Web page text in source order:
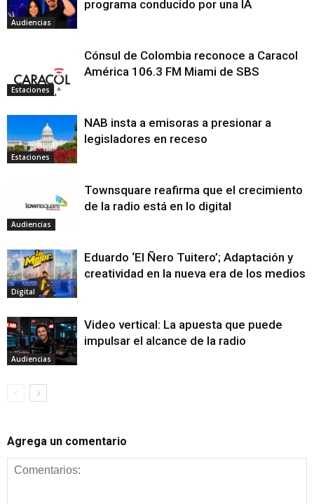
Audiencias
programa conducido por una IA
Estaciones
Cónsul de Colombia reconoce a Caracol
América 106.3 FM Miami de SBS
Estaciones
NAB insta a emisoras a presionar a
legisladores en receso
Audiencias
Townsquare reafirma que el crecimiento
de la radio está en lo digital
Digital
Eduardo ‘El Ñero Tuitero’; Adaptación y
creatividad en la nueva era de los medios
Audiencias
Video vertical: La apuesta que puede
impulsar el alcance de la radio
Agrega un comentario